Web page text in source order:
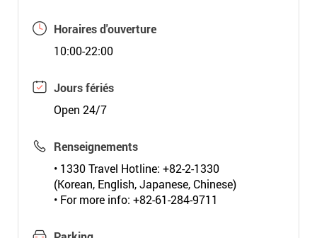
Horaires d'ouverture
10:00-22:00
Jours fériés
Open 24/7
Renseignements
• 1330 Travel Hotline: +82-2-1330
(Korean, English, Japanese, Chinese)
• For more info: +82-61-284-9711